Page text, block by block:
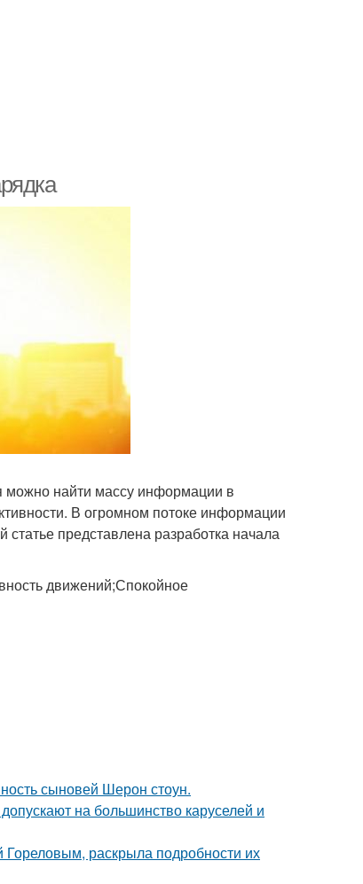
можно найти массу информации в
В огромном потоке информации
представлена разработка начала
движений;Спокойное
сыновей Шерон стоун.
на большинство каруселей и
Гореловым, раскрыла подробности их